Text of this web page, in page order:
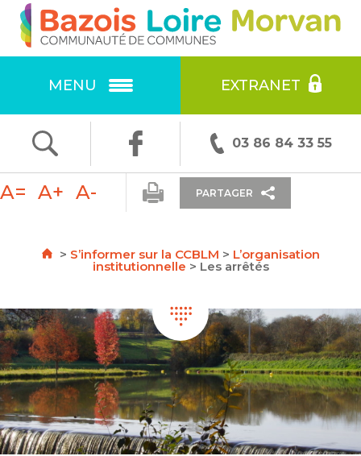
03 86 84 33 55
RECHERCHE
EXTRANET
MENU
> S’informer sur la CCBLM > L’organisation
institutionnelle > Les arrêtés
A= A+ A- PARTAGER
F
ac
e
o
k
w
itt
m